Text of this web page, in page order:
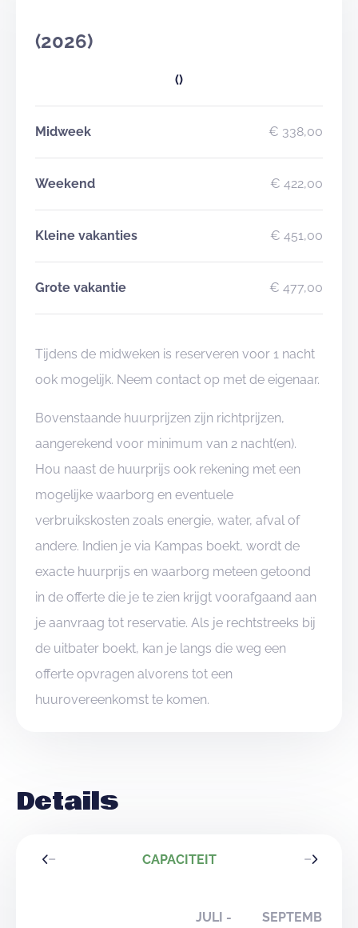
(2026)
()
Midweek € 338,00
Weekend € 422,00
Kleine vakanties € 451,00
Grote vakantie € 477,00
Tijdens de midweken is reserveren voor 1 nacht
ook mogelijk. Neem contact op met de eigenaar.
Bovenstaande huurprijzen zijn richtprijzen,
aangerekend voor minimum van 2 nacht(en).
Hou naast de huurprijs ook rekening met een
mogelijke waarborg en eventuele
verbruikskosten zoals energie, water, afval of
andere. Indien je via Kampas boekt, wordt de
exacte huurprijs en waarborg meteen getoond
in de offerte die je te zien krijgt voorafgaand aan
je aanvraag tot reservatie. Als je rechtstreeks bij
de uitbater boekt, kan je langs die weg een
offerte opvragen alvorens tot een
huurovereenkomst te komen.
Details
CAPACITEIT
JULI - SEPTEMBER